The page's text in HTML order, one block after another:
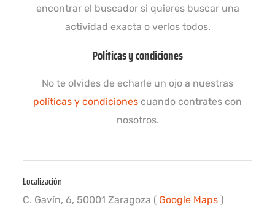
encontrar el buscador si quieres buscar una
actividad exacta o verlos todos.
Políticas y condiciones
No te olvides de echarle un ojo a nuestras
políticas y condiciones cuando contrates con
nosotros.
Localización
C. Gavín, 6, 50001 Zaragoza ( Google Maps )